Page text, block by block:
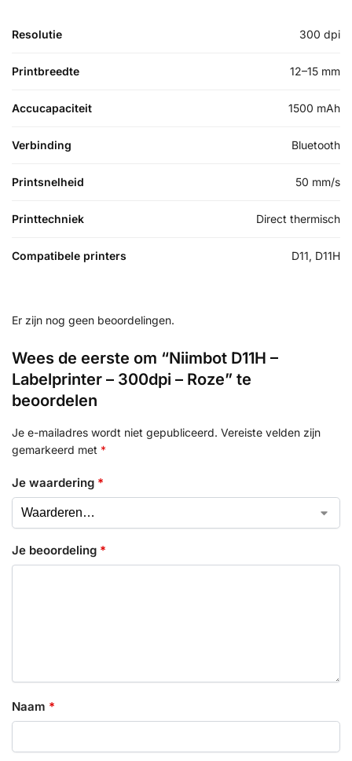
Resolutie 300 dpi
Printbreedte 12–15 mm
Accucapaciteit 1500 mAh
Verbinding Bluetooth
Printsnelheid 50 mm/s
Printtechniek Direct thermisch
Compatibele printers D11, D11H
Er zijn nog geen beoordelingen.
Wees de eerste om “Niimbot D11H –
Labelprinter – 300dpi – Roze” te
beoordelen
Je e-mailadres wordt niet gepubliceerd. Vereiste velden zijn
gemarkeerd met *
Je waardering *
Je beoordeling *
Naam *